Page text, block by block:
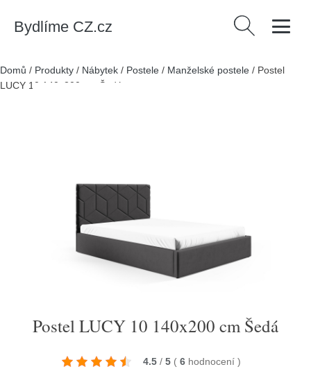
Bydlíme CZ.cz Vyhledávání
Domů / Produkty / Nábytek / Postele / Manželské postele / Postel
LUCY 10 140x200 cm Šedá
Postel LUCY 10 140x200 cm Šedá
4.5 / 5 ( 6 hodnocení )